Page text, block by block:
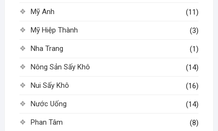
Mỹ Anh (11)
Mỹ Hiệp Thành (3)
Nha Trang (1)
Nông Sản Sấy Khô (14)
Nui Sấy Khô (16)
Nước Uống (14)
Phan Tâm (8)